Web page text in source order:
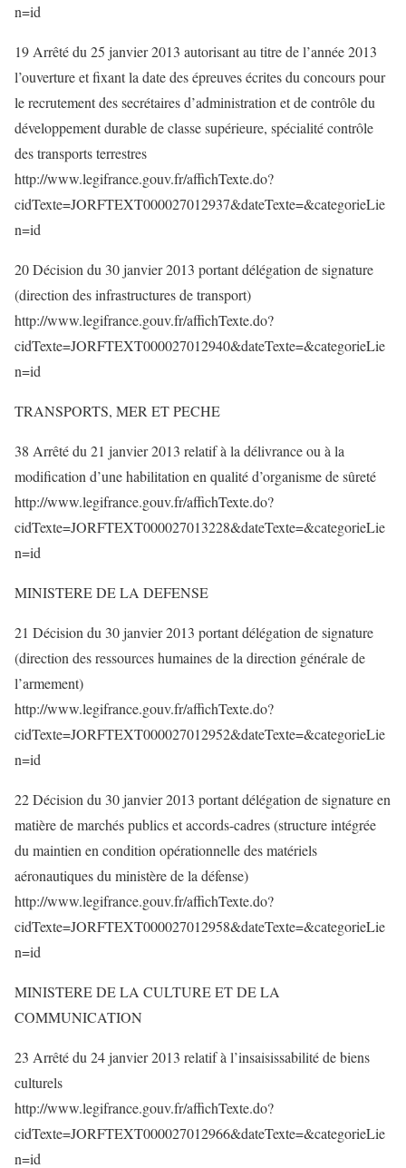
n=id
19 Arrêté du 25 janvier 2013 autorisant au titre de l’année 2013
l’ouverture et fixant la date des épreuves écrites du concours pour
le recrutement des secrétaires d’administration et de contrôle du
développement durable de classe supérieure, spécialité contrôle
des transports terrestres
http://www.legifrance.gouv.fr/affichTexte.do?
cidTexte=JORFTEXT000027012937&dateTexte=&categorieLie
n=id
20 Décision du 30 janvier 2013 portant délégation de signature
(direction des infrastructures de transport)
http://www.legifrance.gouv.fr/affichTexte.do?
cidTexte=JORFTEXT000027012940&dateTexte=&categorieLie
n=id
TRANSPORTS, MER ET PECHE
38 Arrêté du 21 janvier 2013 relatif à la délivrance ou à la
modification d’une habilitation en qualité d’organisme de sûreté
http://www.legifrance.gouv.fr/affichTexte.do?
cidTexte=JORFTEXT000027013228&dateTexte=&categorieLie
n=id
MINISTERE DE LA DEFENSE
21 Décision du 30 janvier 2013 portant délégation de signature
(direction des ressources humaines de la direction générale de
l’armement)
http://www.legifrance.gouv.fr/affichTexte.do?
cidTexte=JORFTEXT000027012952&dateTexte=&categorieLie
n=id
22 Décision du 30 janvier 2013 portant délégation de signature en
matière de marchés publics et accords-cadres (structure intégrée
du maintien en condition opérationnelle des matériels
aéronautiques du ministère de la défense)
http://www.legifrance.gouv.fr/affichTexte.do?
cidTexte=JORFTEXT000027012958&dateTexte=&categorieLie
n=id
MINISTERE DE LA CULTURE ET DE LA
COMMUNICATION
23 Arrêté du 24 janvier 2013 relatif à l’insaisissabilité de biens
culturels
http://www.legifrance.gouv.fr/affichTexte.do?
cidTexte=JORFTEXT000027012966&dateTexte=&categorieLie
n=id